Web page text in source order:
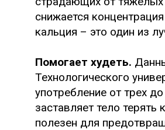
снижается
кальция – это один из
Помогает худеть.
Технологического
употребление от трех
заставляет тело
полезен для